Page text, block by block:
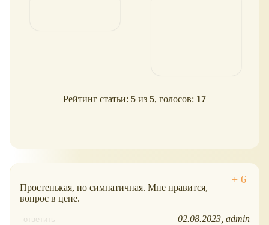
Рейтинг статьи: 5 из 5, голосов: 17
Простенькая, но симпатичная. Мне нравится,
вопрос в цене.
ответить 02.08.2023 admin